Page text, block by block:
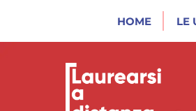
HOME LE